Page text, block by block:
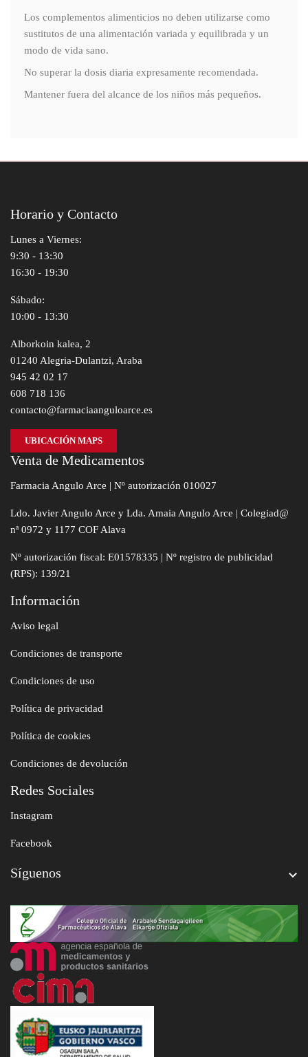
Los complementos alimenticios no deben utilizarse como
sustitutos de una alimentación variada y equilibrada y un
modo de vida sano.
No superar la dosis diaria expresamente recomendada.
Mantener fuera del alcance de los niños más pequeños.
Horario y Contacto
Lunes a Viernes:
9:30 - 13:30
16:30 - 19:30
Sábado:
10:00 - 13:30
Alborkoin kalea, 2
01240 Alegria-Dulantzi, Araba
945 42 02 17
608 718 136
contacto@farmaciaanguloarce.es
UBICACIÓN MAPS
Venta de Medicamentos
Farmacia Angulo Arce | Nº autorización 010027
Ldo. Javier Angulo Arce y Lda. Amaia Angulo Arce | Colegiad@
nª 0972 y 1177 COF Alava
Nº autorización fiscal: E01578335 | Nº registro de publicidad
(RPS): 139/21
Información
Aviso legal
Condiciones de transporte
Condiciones de uso
Política de privacidad
Política de cookies
Condiciones de devolución
Redes Sociales
Instagram
Facebook
Síguenos 